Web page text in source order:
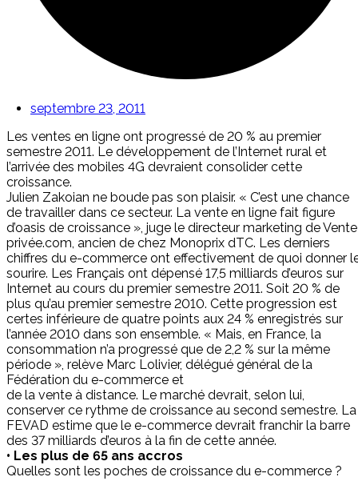
septembre 23, 2011
Les ventes en ligne ont progressé de 20 % au premier
semestre 2011. Le développement de l’Internet rural et
l’arrivée des mobiles 4G devraient consolider cette
croissance.
Julien Zakoian ne boude pas son plaisir. « C’est une chance
de travailler dans ce secteur. La vente en ligne fait figure
d’oasis de croissance », juge le directeur marketing de
privée.com, ancien de chez Monoprix dTC. Les derniers
chiffres du e-commerce ont effectivement de quoi donner
sourire. Les Français ont dépensé 17,5 milliards d’euros sur
Internet au cours du premier semestre 2011. Soit 20 % de
plus qu’au premier semestre 2010. Cette progression est
certes inférieure de quatre points aux 24 % enregistrés sur
l’année 2010 dans son ensemble. « Mais, en France, la
consommation n’a progressé que de 2,2 % sur la même
période », relève Marc Lolivier, délégué général de la
Fédération du e-commerce et
de la vente à distance. Le marché devrait, selon lui,
conserver ce rythme de croissance au second semestre. La
FEVAD estime que le e-commerce devrait franchir la barre
des 37 milliards d’euros à la fin de cette année.
• Les plus de 65 ans accros
Quelles sont les poches de croissance du e-commerce ?